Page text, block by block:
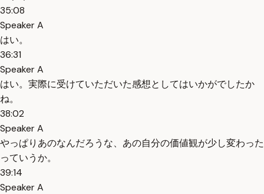
35:08
Speaker A
はい。
36:31
Speaker A
はい。実際に受けていただいた感想としてはいかがでしたか
ね。
38:02
Speaker A
やっぱりあのなんだろうな、あの自分の価値観が少し変わった
っていうか。
39:14
Speaker A